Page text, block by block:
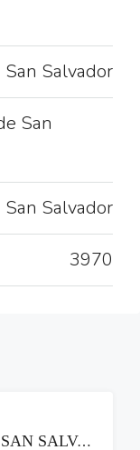
San Salvador
San
San Salvador
3970
VENTA CASA COL ESCALÓN SAN SALVADOR ZONA PLAZA BEETHOVEN